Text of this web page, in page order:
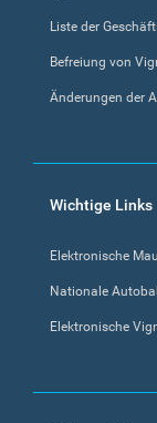
Liste der
Befreiung von
Änderungen der
Wichtige Links
Elektronische
Nationale
Elektronische